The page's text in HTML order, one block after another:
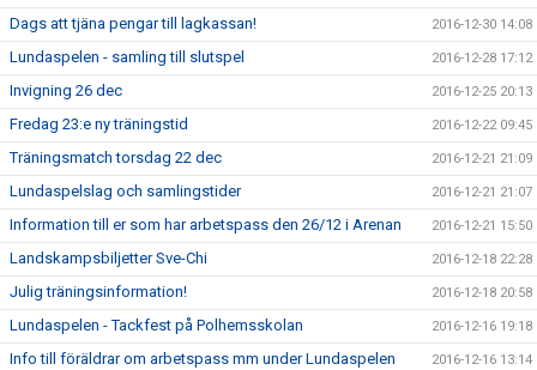
Dags att tjäna pengar till lagkassan! 2016-12-30 14:08
Lundaspelen - samling till slutspel 2016-12-28 17:12
Invigning 26 dec 2016-12-25 20:13
Fredag 23:e ny träningstid 2016-12-22 09:45
Träningsmatch torsdag 22 dec 2016-12-21 21:09
Lundaspelslag och samlingstider 2016-12-21 21:07
Information till er som har arbetspass den 26/12 i Arenan 2016-12-21 15:50
Landskampsbiljetter Sve-Chi 2016-12-18 22:28
Julig träningsinformation! 2016-12-18 20:58
Lundaspelen - Tackfest på Polhemsskolan 2016-12-16 19:18
Info till föräldrar om arbetspass mm under Lundaspelen 2016-12-16 13:14